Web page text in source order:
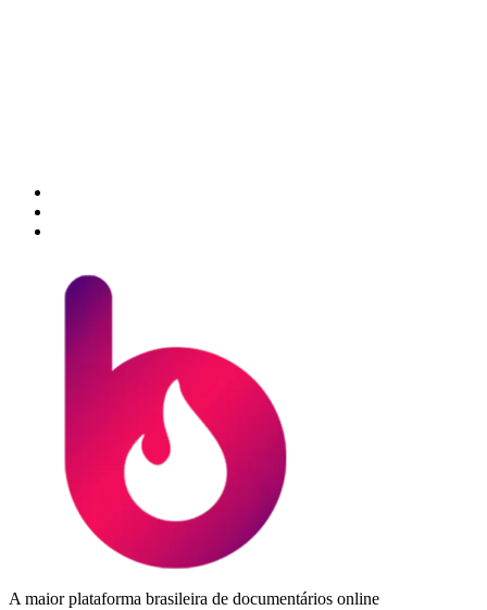
A maior plataforma brasileira de documentários online